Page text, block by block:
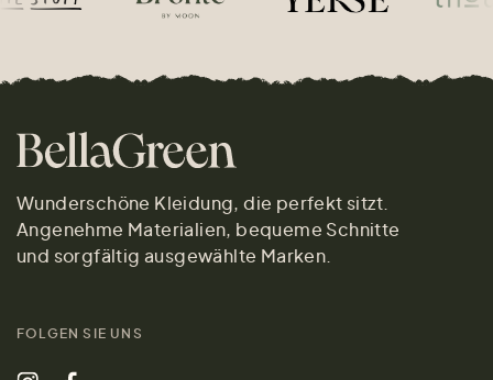
Wunderschöne Kleidung, die perfekt sitzt.
Angenehme Materialien, bequeme Schnitte
und sorgfältig ausgewählte Marken.
FOLGEN SIE UNS